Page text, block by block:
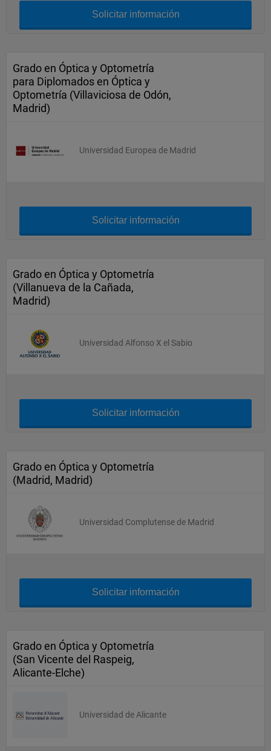
Solicitar información
Grado en Óptica y Optometría
para Diplomados en Óptica y
Optometría (Villaviciosa de Odón,
Madrid)
Universidad Europea de Madrid
Solicitar información
Grado en Óptica y Optometría
(Villanueva de la Cañada,
Madrid)
Universidad Alfonso X el Sabio
Solicitar información
Grado en Óptica y Optometría
(Madrid, Madrid)
Universidad Complutense de Madrid
Solicitar información
Grado en Óptica y Optometría
(San Vicente del Raspeig,
Alicante-Elche)
Universidad de Alicante